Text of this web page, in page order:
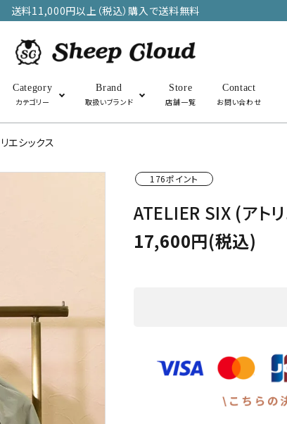
送料11,000円以上（税込）購入で送料無料
Category
カテゴリー
SALE
Brand
取扱いブランド
Store
店舗一覧
Contact
お問い合わせ
エシックス
176ポイント
ATELIER SIX (アト
17,600円(税込)